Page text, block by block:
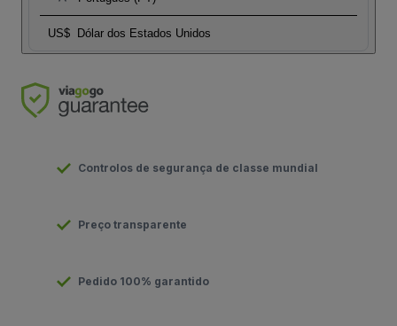
US$ Dólar dos Estados Unidos
Controlos de segurança de classe mundial
Preço transparente
Pedido 100% garantido